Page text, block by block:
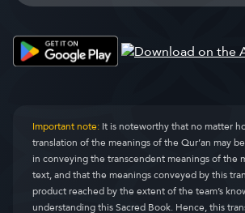
Important note:It is noteworthy that no matter
translation of the meanings of the Qur’an may
in conveying the transcendent meanings of the
text, and that the meanings conveyed by this
product reached by the extent of the team’s
understanding this Sacred Book. Hence, this